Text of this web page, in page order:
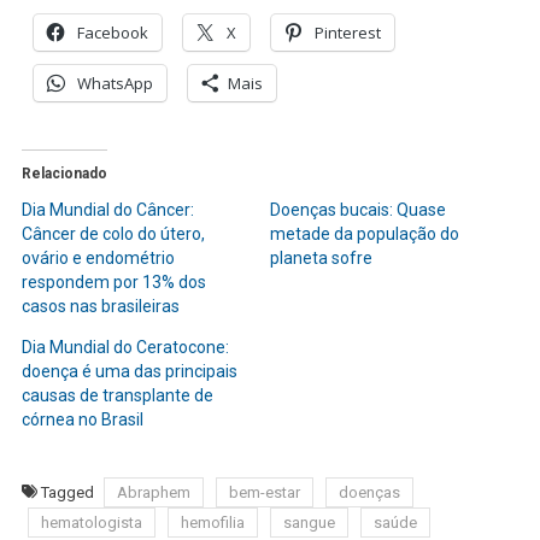
Facebook X Pinterest
WhatsApp Mais
Relacionado
Dia Mundial do Câncer:
Câncer de colo do útero,
ovário e endométrio
respondem por 13% dos
casos nas brasileiras
Doenças bucais: Quase
metade da população do
planeta sofre
Dia Mundial do Ceratocone:
doença é uma das principais
causas de transplante de
córnea no Brasil
Tagged Abraphem bem-estar
doenças
hematologista
hemofilia sangue saúde